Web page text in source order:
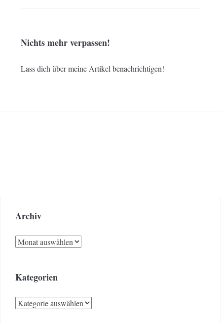
Nichts mehr verpassen!
Lass dich über meine Artikel benachrichtigen!
Archiv
Archiv
Kategorien
Kategorien